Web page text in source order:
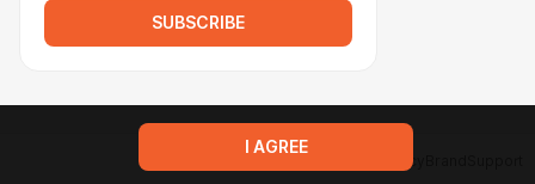
SUBSCRIBE
Privacy policy
I AGREE